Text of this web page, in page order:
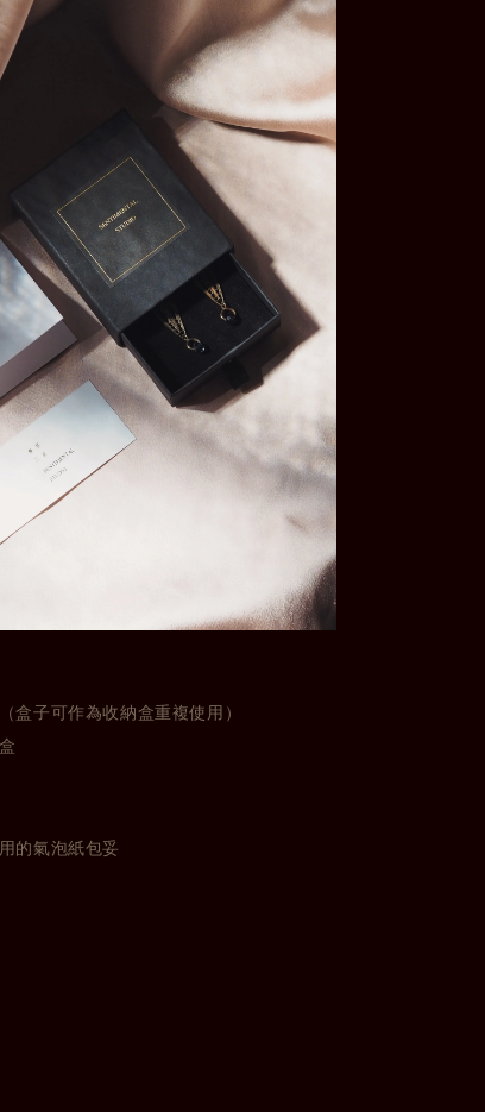
盒子可作為收納盒重複使用）
的氣泡紙包妥